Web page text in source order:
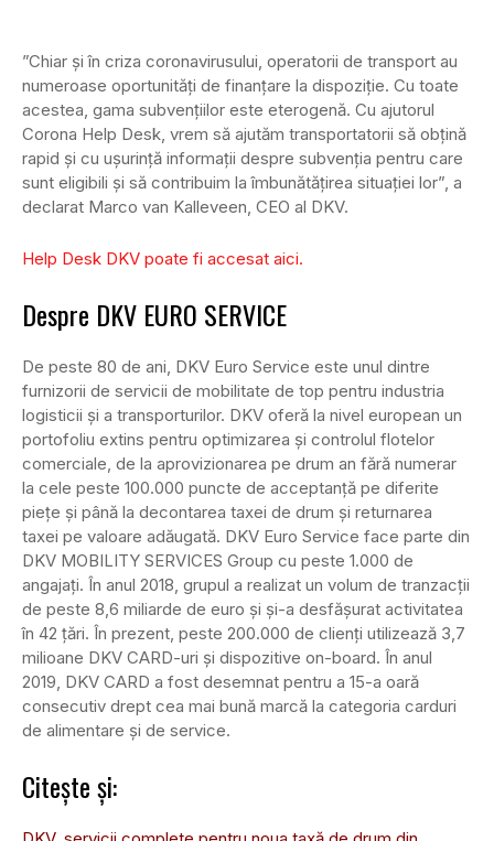
”Chiar și în criza coronavirusului, operatorii de transport au
numeroase oportunități de finanțare la dispoziție. Cu toate
acestea, gama subvențiilor este eterogenă. Cu ajutorul
Corona Help Desk, vrem să ajutăm transportatorii să obțină
rapid și cu ușurință informații despre subvenția pentru care
sunt eligibili și să contribuim la îmbunătățirea situației lor”, a
declarat Marco van Kalleveen, CEO al DKV.
Help Desk DKV poate fi accesat aici.
Despre DKV EURO SERVICE
De peste 80 de ani, DKV Euro Service este unul dintre
furnizorii de servicii de mobilitate de top pentru industria
logisticii și a transporturilor. DKV oferă la nivel european un
portofoliu extins pentru optimizarea și controlul flotelor
comerciale, de la aprovizionarea pe drum an fără numerar
la cele peste 100.000 puncte de acceptanță pe diferite
piețe și până la decontarea taxei de drum și returnarea
taxei pe valoare adăugată. DKV Euro Service face parte din
DKV MOBILITY SERVICES Group cu peste 1.000 de
angajați. În anul 2018, grupul a realizat un volum de tranzacții
de peste 8,6 miliarde de euro și și-a desfășurat activitatea
în 42 țări. În prezent, peste 200.000 de clienți utilizează 3,7
milioane DKV CARD-uri și dispozitive on-board. În anul
2019, DKV CARD a fost desemnat pentru a 15-a oară
consecutiv drept cea mai bună marcă la categoria carduri
de alimentare și de service.
Citește și: